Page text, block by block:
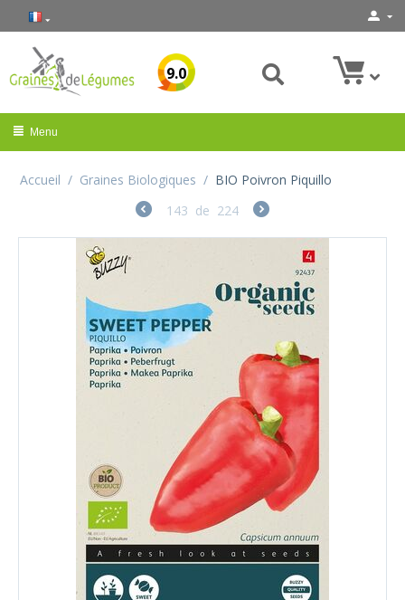
9.0
Menu
Accueil / Graines Biologiques / BIO Poivron Piquillo
143 de 224